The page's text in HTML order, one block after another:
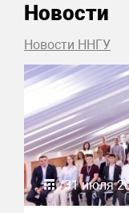
Новости
Новости ННГУ
31 июля